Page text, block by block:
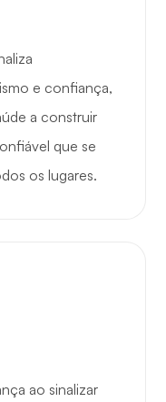
e confiança,
a construir
que se
os lugares.
ao sinalizar